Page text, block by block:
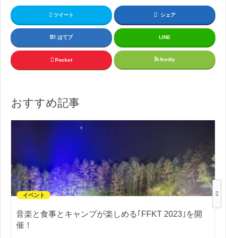
ツイート シェア
はてブ LINE
Pocket feedly
おすすめ記事
イベント
音楽と食事とキャンプが楽しめる｢FFKT 2023｣を開
催！